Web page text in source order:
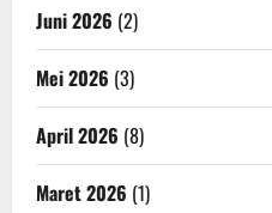
Juni 2026 (2)
Mei 2026 (3)
April 2026 (8)
Maret 2026 (1)